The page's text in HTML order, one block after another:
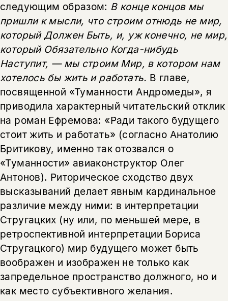
следующим образом: В конце концов мы
пришли к мысли, что строим отнюдь не мир,
который Должен Быть, и, уж конечно, не мир,
который Обязательно Когда-нибудь
Наступит, — мы строим Мир, в котором нам
хотелось бы жить и работать. В главе,
посвященной «Туманности Андромеды», я
приводила характерный читательский отклик
на роман Ефремова: «Ради такого будущего
стоит жить и работать» (согласно Анатолию
Бритикову, именно так отозвался о
«Туманности» авиаконструктор Олег
Антонов). Риторическое сходство двух
высказываний делает явным кардинальное
различие между ними: в интерпретации
Стругацких (ну или, по меньшей мере, в
ретроспективной интерпретации Бориса
Стругацкого) мир будущего может быть
воображен и изображен не только как
запредельное пространство должного, но и
как место субъективного желания.